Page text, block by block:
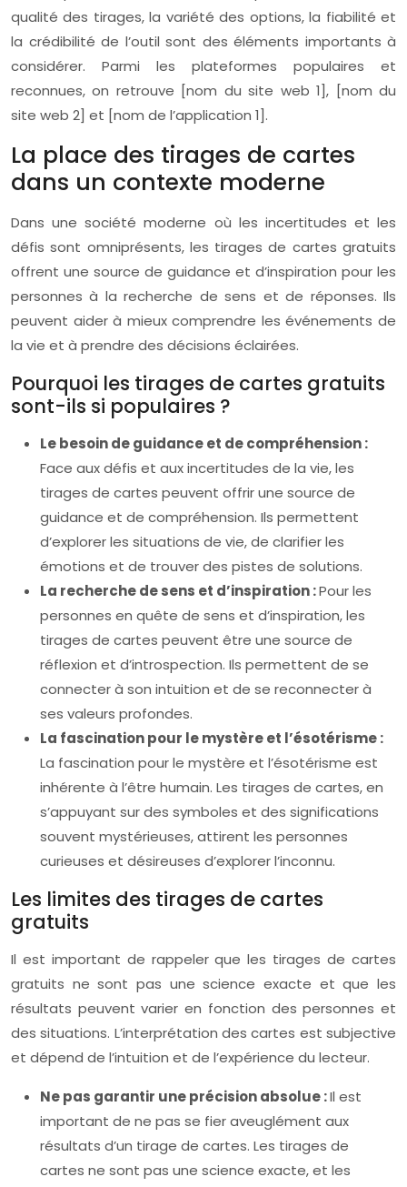
qualité des tirages, la variété des options, la fiabilité et
la crédibilité de l’outil sont des éléments importants à
considérer. Parmi les plateformes populaires et
reconnues, on retrouve [nom du site web 1], [nom du
site web 2] et [nom de l’application 1].
La place des tirages de cartes
dans un contexte moderne
Dans une société moderne où les incertitudes et les
défis sont omniprésents, les tirages de cartes gratuits
offrent une source de guidance et d’inspiration pour les
personnes à la recherche de sens et de réponses. Ils
peuvent aider à mieux comprendre les événements de
la vie et à prendre des décisions éclairées.
Pourquoi les tirages de cartes gratuits
sont-ils si populaires ?
Le besoin de guidance et de compréhension :
Face aux défis et aux incertitudes de la vie, les
tirages de cartes peuvent offrir une source de
guidance et de compréhension. Ils permettent
d’explorer les situations de vie, de clarifier les
émotions et de trouver des pistes de solutions.
La recherche de sens et d’inspiration :Pour les
personnes en quête de sens et d’inspiration, les
tirages de cartes peuvent être une source de
réflexion et d’introspection. Ils permettent de se
connecter à son intuition et de se reconnecter à
ses valeurs profondes.
La fascination pour le mystère et l’ésotérisme :
La fascination pour le mystère et l’ésotérisme est
inhérente à l’être humain. Les tirages de cartes, en
s’appuyant sur des symboles et des significations
souvent mystérieuses, attirent les personnes
curieuses et désireuses d’explorer l’inconnu.
Les limites des tirages de cartes
gratuits
Il est important de rappeler que les tirages de cartes
gratuits ne sont pas une science exacte et que les
résultats peuvent varier en fonction des personnes et
des situations. L’interprétation des cartes est subjective
et dépend de l’intuition et de l’expérience du lecteur.
Ne pas garantir une précision absolue :Il est
important de ne pas se fier aveuglément aux
résultats d’un tirage de cartes. Les tirages de
cartes ne sont pas une science exacte, et les